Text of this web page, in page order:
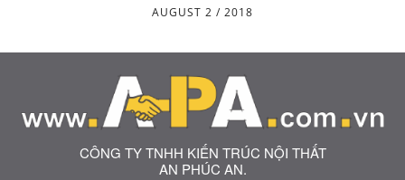
AUGUST 2 / 2018
CÔNG TY TNHH KIẾN TRÚC NỘI THẤT
AN PHÚC AN.